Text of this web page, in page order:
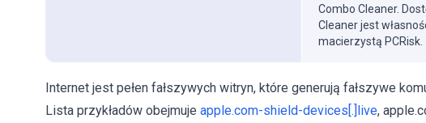
Combo Cleaner.
Cleaner jest
macierzystą PCRisk.
Internet jest pełen fałszywych witryn, które generują fałszywe
Lista przykładów obejmuje apple.com-shield-devices[.]live,